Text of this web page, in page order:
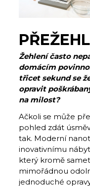
Žehlení často
domácím
třicet sekund se
opravit
na milost?
Ačkoli se může
pohled zdát
tak. Moderní
inovativnímu
který kromě
mimořádnou
jednoduché